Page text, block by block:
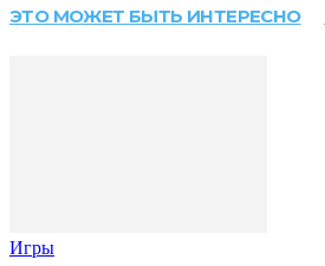
ЭТО МОЖЕТ БЫТЬ ИНТЕРЕСНО
Игры